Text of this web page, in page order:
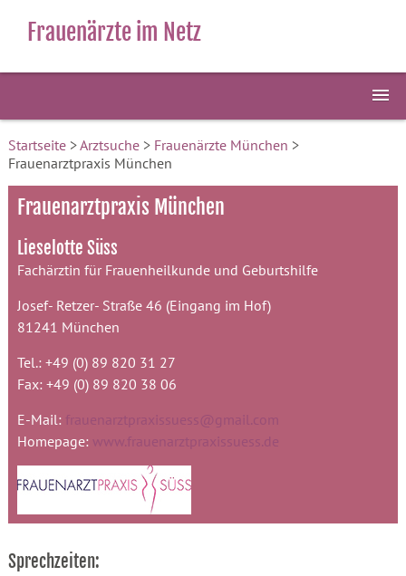
Frauenärzte im Netz
Startseite>Arztsuche> Frauenärzte München >
Frauenarztpraxis München
Frauenarztpraxis München
Lieselotte Süss
Fachärztin für Frauenheilkunde und Geburtshilfe
Josef- Retzer- Straße 46 (Eingang im Hof)
81241 München
Tel.: +49 (0) 89 820 31 27
Fax: +49 (0) 89 820 38 06
E-Mail: frauenarztpraxissuess@gmail.com
Homepage: www.frauenarztpraxissuess.de
Sprechzeiten: